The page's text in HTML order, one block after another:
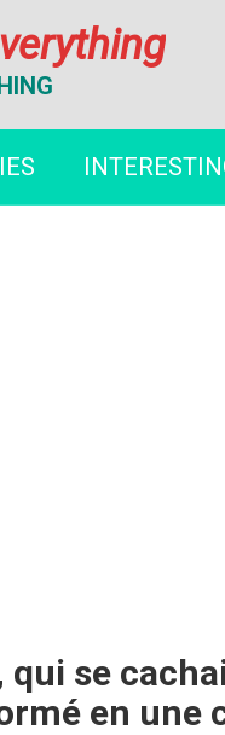
se
en une